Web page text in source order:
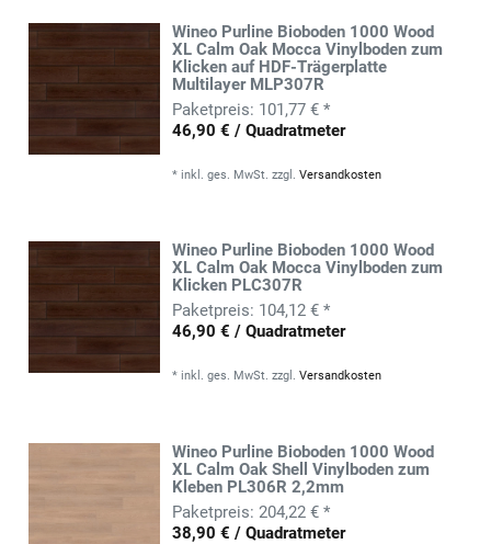
Wineo Purline Bioboden 1000 Wood
XL Calm Oak Mocca Vinylboden zum
Klicken auf HDF-Trägerplatte
Multilayer MLP307R
101,77 € *
46,90 € / Quadratmeter
* inkl. ges. MwSt. zzgl.Versandkosten
Wineo Purline Bioboden 1000 Wood
XL Calm Oak Mocca Vinylboden zum
Klicken PLC307R
104,12 € *
46,90 € / Quadratmeter
* inkl. ges. MwSt. zzgl.Versandkosten
Wineo Purline Bioboden 1000 Wood
XL Calm Oak Shell Vinylboden zum
Kleben PL306R 2,2mm
204,22 € *
38,90 € / Quadratmeter